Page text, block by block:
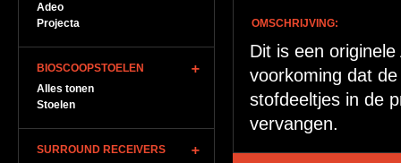
Adeo
Projecta
BIOSCOOPSTOELEN
Alles tonen
Stoelen
SURROUND RECEIVERS
OMSCHRIJVING:
Dit is een
voorkoming dat
stofdeeltjes in de
vervangen.